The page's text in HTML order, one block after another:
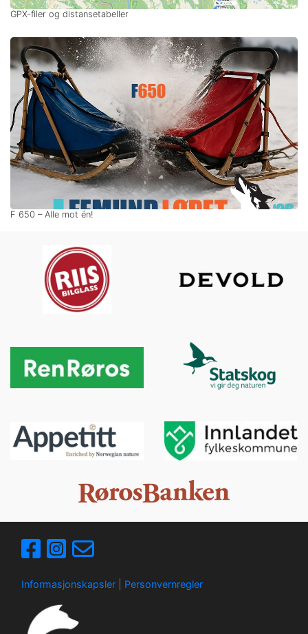
GPX-filer og distansetabeller
F 650 – Alle mot én!
Informasjonskapsler Personvernregler